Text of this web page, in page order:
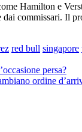
Hamilton e
commissari. Il
red bull singapore
persa?
ordine